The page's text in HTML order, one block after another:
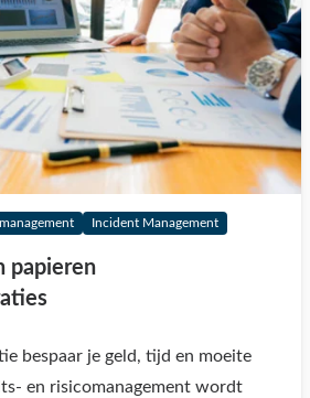
Incident Management
papieren
bespaar je geld, tijd en moeite
en risicomanagement wordt